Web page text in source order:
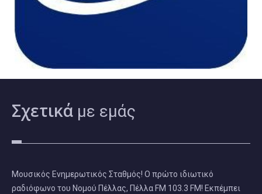
Σχετικά με εμάς
Μουσικός Ενημερωτικός Σταθμός! Ο πρώτο ιδιωτικό
ραδιόφωνο του Νομού Πέλλας, Πέλλα FM 103.3 FM! Εκπέμπει